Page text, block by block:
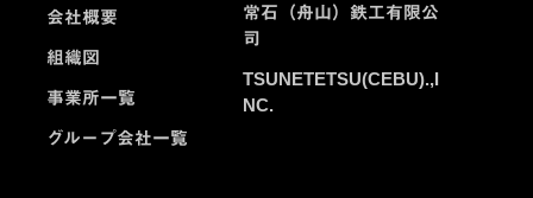
会社概要
組織図
事業所一覧
グループ会社一覧
常石（舟山）鉄工有限公
司
TSUNETETSU(CEBU).,I
NC.